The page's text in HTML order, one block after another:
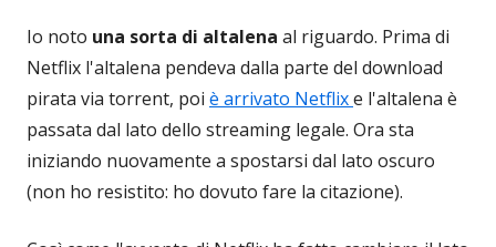
Io noto una sorta di altalena al riguardo. Prima di
Netflix l'altalena pendeva dalla parte del download
pirata via torrent, poi è arrivato Netflixe l'altalena è
passata dal lato dello streaming legale. Ora sta
iniziando nuovamente a spostarsi dal lato oscuro
(non ho resistito: ho dovuto fare la citazione).